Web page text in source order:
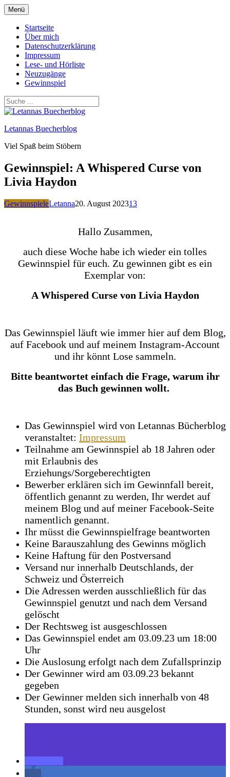
Zum
Inhalt
springen
Menü
Startseite
Über mich
Datenschutzerklärung
Impressum
Lese- und Hörliste
Neuzugänge
Gewinnspiel
Letannas Buecherblog
Viel Spaß beim Stöbern
Gewinnspiel: A Whispered Curse von
Livia Haydon
GewinnspieleLetanna20. August 202313
Hallo Zusammen,
auch diese Woche habe ich wieder ein tolles
Gewinnspiel für euch. Zu gewinnen gibt es ein
Exemplar von:
A Whispered Curse von Livia Haydon
Das Gewinnspiel läuft wie immer hier auf dem Blog,
auf Facebook und auf meinem Instagram-Account
und ihr könnt Lose sammeln.
Bitte beantwortet einfach die Frage, warum ihr
das Buch gewinnen wollt.
Das Gewinnspiel wird von Letannas Bücherblog
veranstaltet: Impressum
Teilnahme am Gewinnspiel ab 18 Jahren oder
mit Erlaubnis des
Erziehungs/Sorgeberechtigten
Bewerber erklären sich im Gewinnfall bereit,
öffentlich genannt zu werden, Ihr werdet auf
meinem Blog und auf meiner Facebook-Seite
namentlich genannt.
Ihr müsst die Gewinnspielfrage beantworten
Keine Barauszahlung des Gewinns möglich
Keine Haftung für den Postversand
Versand nur innerhalb Deutschlands, der
Schweiz und Österreich
Die Adressen werden ausschließlich für das
Gewinnspiel genutzt und nach dem Versand
gelöscht
Der Rechtsweg ist ausgeschlossen
Das Gewinnspiel endet am 03.09.23 um 18:00
Uhr
Die Auslosung erfolgt nach dem Zufallsprinzip
Der Gewinner wird am 03.09.23 bekannt
gegeben
Der Gewinner melden sich innerhalb von 48
Stunden, sonst wird neu ausgelost